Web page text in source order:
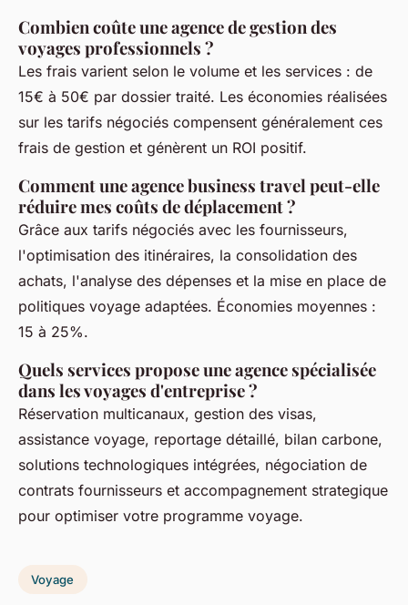
Combien coûte une agence de gestion des
voyages professionnels ?
Les frais varient selon le volume et les services : de
15€ à 50€ par dossier traité. Les économies réalisées
sur les tarifs négociés compensent généralement ces
frais de gestion et génèrent un ROI positif.
Comment une agence business travel peut-elle
réduire mes coûts de déplacement ?
Grâce aux tarifs négociés avec les fournisseurs,
l'optimisation des itinéraires, la consolidation des
achats, l'analyse des dépenses et la mise en place de
politiques voyage adaptées. Économies moyennes :
15 à 25%.
Quels services propose une agence spécialisée
dans les voyages d'entreprise ?
Réservation multicanaux, gestion des visas,
assistance voyage, reportage détaillé, bilan carbone,
solutions technologiques intégrées, négociation de
contrats fournisseurs et accompagnement strategique
pour optimiser votre programme voyage.
Voyage